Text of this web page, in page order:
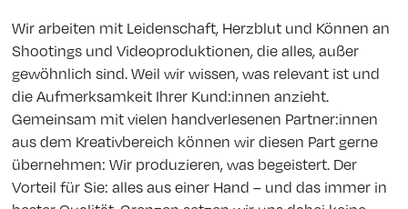
Wir arbeiten mit Leidenschaft, Herzblut und Können an
Shootings und Videoproduktionen, die alles, außer
gewöhnlich sind. Weil wir wissen, was relevant ist und
die Aufmerksamkeit Ihrer Kund:innen anzieht.
Gemeinsam mit vielen handverlesenen Partner:innen
aus dem Kreativbereich können wir diesen Part gerne
übernehmen: Wir produzieren, was begeistert. Der
Vorteil für Sie: alles aus einer Hand – und das immer in